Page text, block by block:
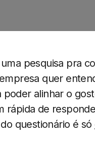
uma pesquisa pra
quer
alinhar o
rápida de
questionário é só